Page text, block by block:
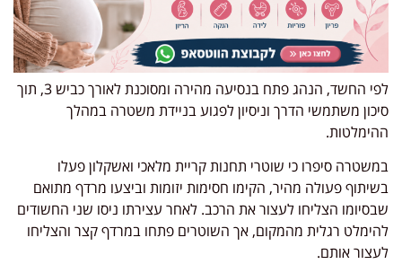
לפי החשד, הנהג פתח בנסיעה מהירה ומסוכנת לאורך כביש 3, תוך
סיכון משתמשי הדרך וניסיון לפגוע בניידת משטרה במהלך
ההימלטות.
במשטרה סיפרו כי שוטרי תחנות קריית מלאכי ואשקלון פעלו
בשיתוף פעולה מהיר, הקימו חסימות יזומות וביצעו מרדף מתואם
שבסיומו הצליחו לעצור את הרכב. לאחר עצירתו ניסו שני החשודים
להימלט רגלית מהמקום, אך השוטרים פתחו במרדף קצר והצליחו
לעצור אותם.